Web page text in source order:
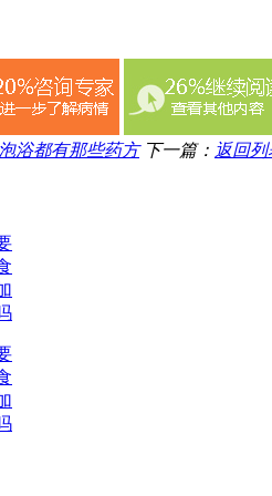
浴都有那些药方 下一篇： 返回列